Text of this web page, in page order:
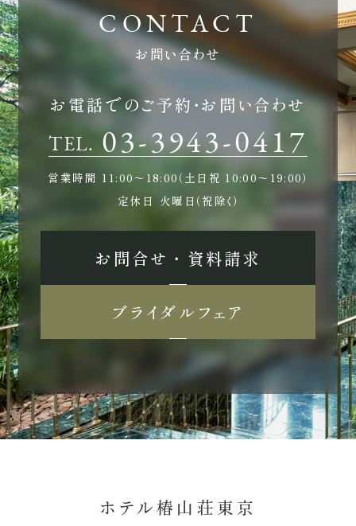
お問い合わせ
お電話でのご予約・お問い合わせ
TEL. 03-3943-0417
営業時間 11:00〜18:00（土日祝 10:00〜19:00）
定休日 火曜日（祝除く）
お問合せ ・ 資料請求
ブライダルフェア
ホテル椿山荘東京